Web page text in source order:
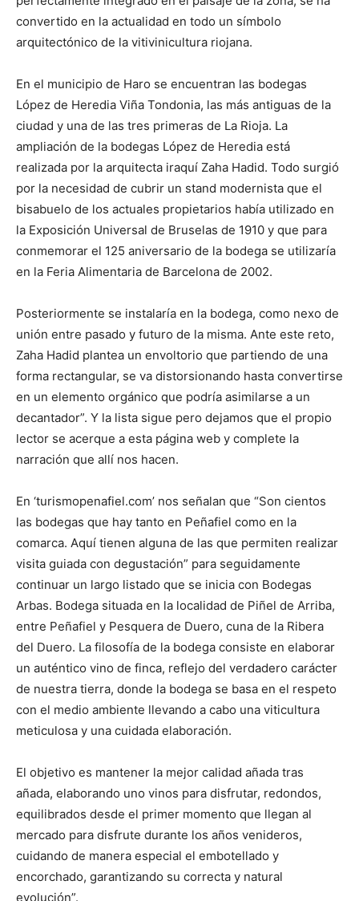
convertido en la actualidad en todo un símbolo
arquitectónico de la vitivinicultura riojana.
En el municipio de Haro se encuentran las bodegas
López de Heredia Viña Tondonia, las más antiguas de la
ciudad y una de las tres primeras de La Rioja. La
ampliación de la bodegas López de Heredia está
realizada por la arquitecta iraquí Zaha Hadid. Todo surgió
por la necesidad de cubrir un stand modernista que el
bisabuelo de los actuales propietarios había utilizado en
la Exposición Universal de Bruselas de 1910 y que para
conmemorar el 125 aniversario de la bodega se utilizaría
en la Feria Alimentaria de Barcelona de 2002.
Posteriormente se instalaría en la bodega, como nexo de
unión entre pasado y futuro de la misma. Ante este reto,
Zaha Hadid plantea un envoltorio que partiendo de una
forma rectangular, se va distorsionando hasta convertirse
en un elemento orgánico que podría asimilarse a un
decantador”. Y la lista sigue pero dejamos que el propio
lector se acerque a esta página web y complete la
narración que allí nos hacen.
En ‘turismopenafiel.com’ nos señalan que “Son cientos
las bodegas que hay tanto en Peñafiel como en la
comarca. Aquí tienen alguna de las que permiten realizar
visita guiada con degustación” para seguidamente
continuar un largo listado que se inicia con Bodegas
Arbas. Bodega situada en la localidad de Piñel de Arriba,
entre Peñafiel y Pesquera de Duero, cuna de la Ribera
del Duero. La filosofía de la bodega consiste en elaborar
un auténtico vino de finca, reflejo del verdadero carácter
de nuestra tierra, donde la bodega se basa en el respeto
con el medio ambiente llevando a cabo una viticultura
meticulosa y una cuidada elaboración.
El objetivo es mantener la mejor calidad añada tras
añada, elaborando uno vinos para disfrutar, redondos,
equilibrados desde el primer momento que llegan al
mercado para disfrute durante los años venideros,
cuidando de manera especial el embotellado y
encorchado, garantizando su correcta y natural
evolución”.